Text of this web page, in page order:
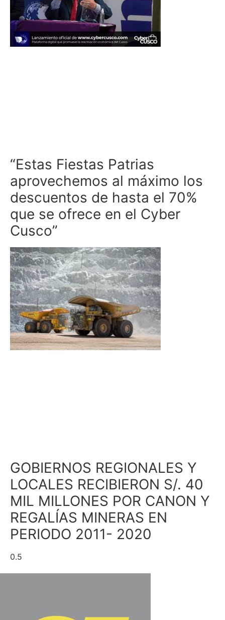
“Estas Fiestas Patrias
aprovechemos al máximo los
descuentos de hasta el 70%
que se ofrece en el Cyber
Cusco”
GOBIERNOS REGIONALES Y
LOCALES RECIBIERON S/. 40
MIL MILLONES POR CANON Y
REGALÍAS MINERAS EN
PERIODO 2011- 2020